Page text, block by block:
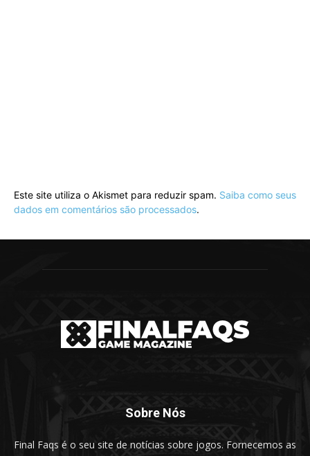
Este site utiliza o Akismet para reduzir spam. Saiba como seus
dados em comentários são processados.
Sobre Nós
Final Faqs é o seu site de notícias sobre jogos. Fornecemos as